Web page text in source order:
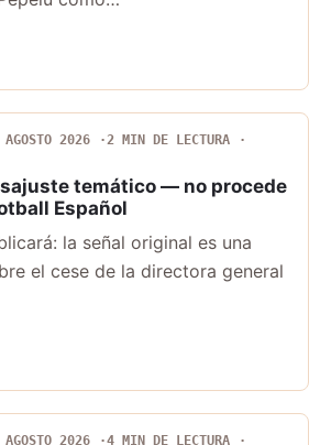
2026
2 MIN DE LECTURA
temático — no procede
Español
la señal original es una
el cese de la directora general
2026
4 MIN DE LECTURA